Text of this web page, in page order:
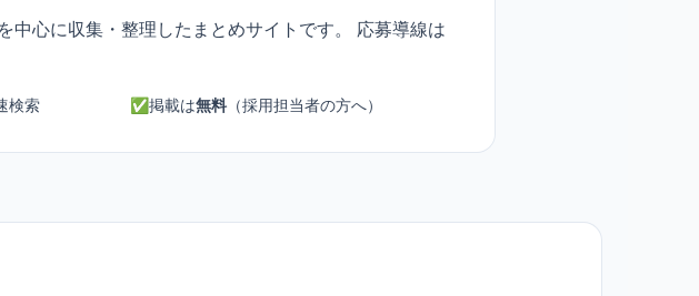
を中心に収集・整理したまとめサイトです。 応募導線は
検索 ✅掲載は無料 （採用担当者の方へ）